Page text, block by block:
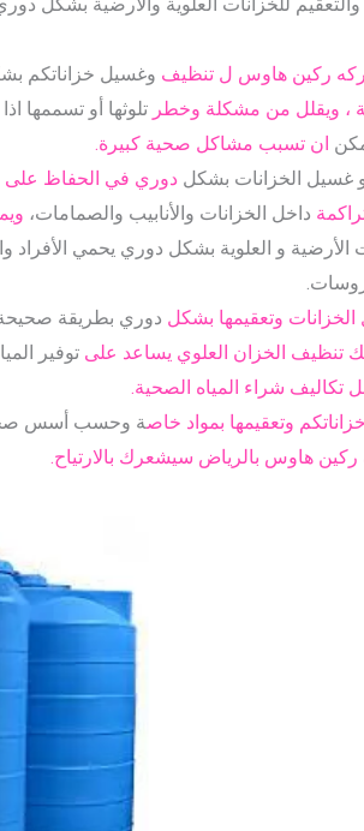
ركين هاوس ل تنظيف وغسيل خزاناتكم
، ويقلل من مشكلة وخطر تلوثها أو تسممها
ان تسبب مشاكل صحية كبيرة.
غسيل الخزانات بشكل دوري في الحفاظ على
داخل الخزانات والأنابيب والصمامات،
الأرضية و العلوية بشكل دوري يحمي
وتعقيمها بشكل دوري بطريقة صحيحة
تنظيف الخزان العلوي يساعد على توفير
تكاليف شراء المياه الصحية.
وتعقيمها بمواد خاصة وحسب أسس
هاوس بالرياض سيشعرك بالارتياح.